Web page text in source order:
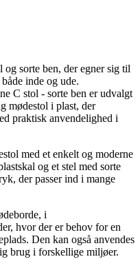
sorte ben, der egner sig til
inde og ude.
C stol - sorte ben er udvalgt
mødestol i plast, der
praktisk anvendelighed i
med et enkelt og moderne
og et stel med sorte
der passer ind i mange
i
hvor der er behov for en
Den kan også anvendes
brug i forskellige miljøer.